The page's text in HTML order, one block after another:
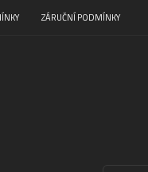
ZÁRUČNÍ PODMÍNKY